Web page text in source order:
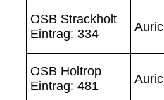
OSB Strackholt
Eintrag: 334
OSB Holtrop
Eintrag: 481